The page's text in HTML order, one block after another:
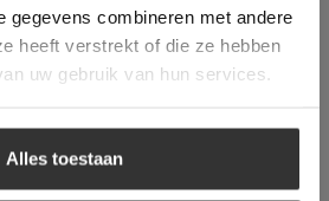
gegevens combineren met andere
heeft verstrekt of die ze hebben
uw gebruik van hun services.
Alles toestaan
verder
ACCEPTEREN
ALLES AFWIJZEN
WEERGEVEN